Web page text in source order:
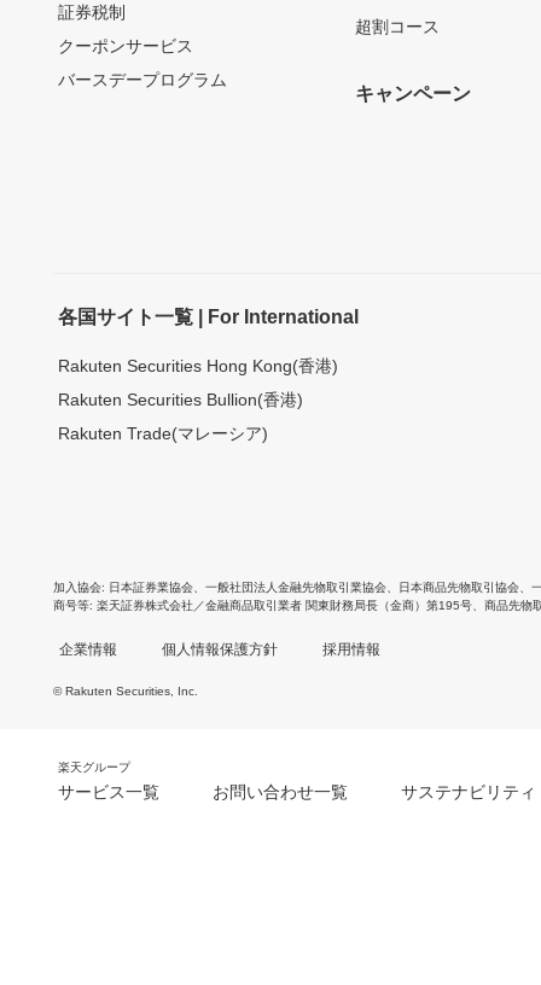
証券税制
クーポンサービス
バースデープログラム
超割コース
キャンペーン
各国サイト一覧 | For International
Rakuten Securities Hong Kong(香港)
Rakuten Securities Bullion(香港)
Rakuten Trade(マレーシア)
加入協会 日本証券業協会 一般社団法人金融先物取引業協会 日本商品先物取引協会
商号等 楽天証券株式会社／金融商品取引業者 関東財務局長（金商）第195号、商品先物
企業情報 個人情報保護方針 採用情報
© Rakuten Securities, Inc.
楽天グループ
サービス一覧 お問い合わせ一覧 サステナビリティ